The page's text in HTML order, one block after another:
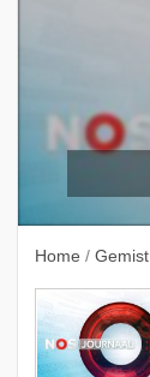
Home / Gemist